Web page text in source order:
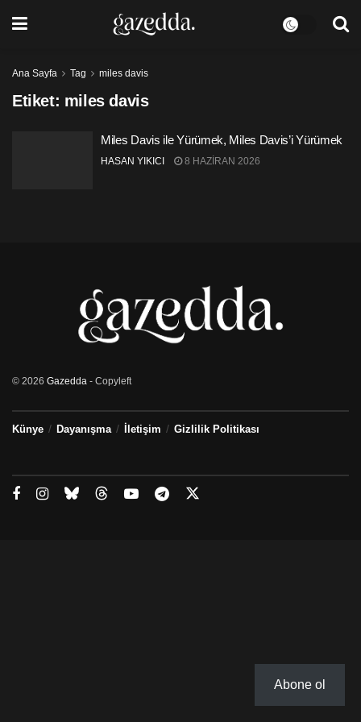
Ana Sayfa Tag miles davis
Etiket: miles davis
Miles Davis ile Yürümek, Miles Davis’i Yürümek
HASAN YIKICI 8 HAZIRAN 2026
© 2026 Gazedda - Copyleft
Künye Dayanışma İletişim Gizlilik Politikası
Abone ol